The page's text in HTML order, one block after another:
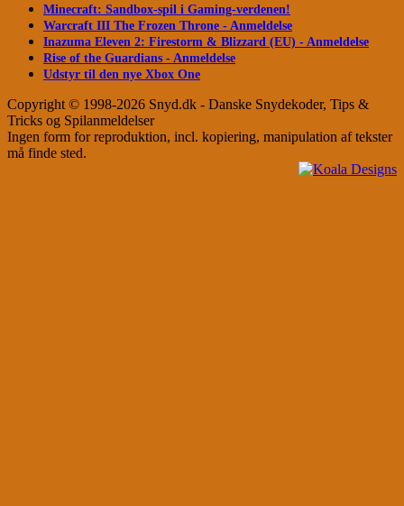
Minecraft: Sandbox-spil i Gaming-verdenen!
Warcraft III The Frozen Throne - Anmeldelse
Inazuma Eleven 2: Firestorm & Blizzard (EU) - Anmeldelse
Rise of the Guardians - Anmeldelse
Udstyr til den nye Xbox One
Copyright © 1998-2026 Snyd.dk - Danske Snydekoder, Tips &
Tricks og Spilanmeldelser
Ingen form for reproduktion, incl. kopiering, manipulation af tekster
må finde sted.